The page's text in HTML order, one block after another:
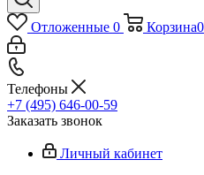
Отложенные 0 Корзина0
Телефоны
+7 (495) 646-00-59
Заказать звонок
Личный кабинет